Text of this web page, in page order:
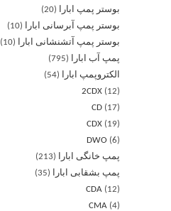
بوستر پمپ ابارا
20
بوستر پمپ آبرسانی ابارا
10
بوستر پمپ آتشنشانی ابارا
10
پمپ آب ابارا
795
الکتروپمپ ابارا
54
2CDX
12
CD
17
CDX
19
DWO
6
پمپ خانگی ابارا
213
پمپ بشقابی ابارا
35
CDA
12
CMA 4